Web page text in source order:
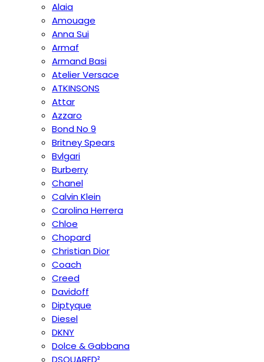
Alaia
Amouage
Anna Sui
Armaf
Armand Basi
Atelier Versace
ATKINSONS
Attar
Azzaro
Bond No 9
Britney Spears
Bvlgari
Burberry
Chanel
Calvin Klein
Carolina Herrera
Chloe
Chopard
Christian Dior
Coach
Creed
Davidoff
Diptyque
Diesel
DKNY
Dolce & Gabbana
DSQUARED²